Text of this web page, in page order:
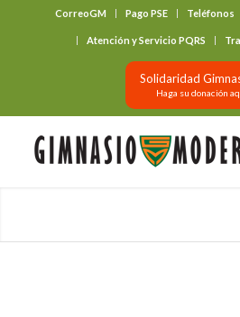
CorreoGM Pago PSE Teléfonos
Atención y Servicio PQRS
Solidaridad
Haga su donación